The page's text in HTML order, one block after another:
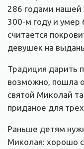
286 годами нашей
300-м году и умер
считается
девушек на
Традиция дарить
возможно, пошла
святой Миколай
приданое для
Раньше детям
Миколая: хорошо